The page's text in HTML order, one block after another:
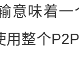
意味着一
整个